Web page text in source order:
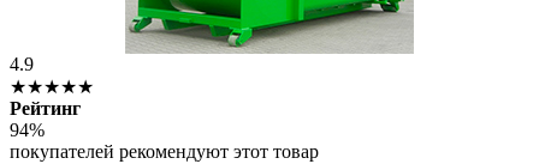
4.9
★★★★★
Рейтинг
94%
покупателей рекомендуют этот товар